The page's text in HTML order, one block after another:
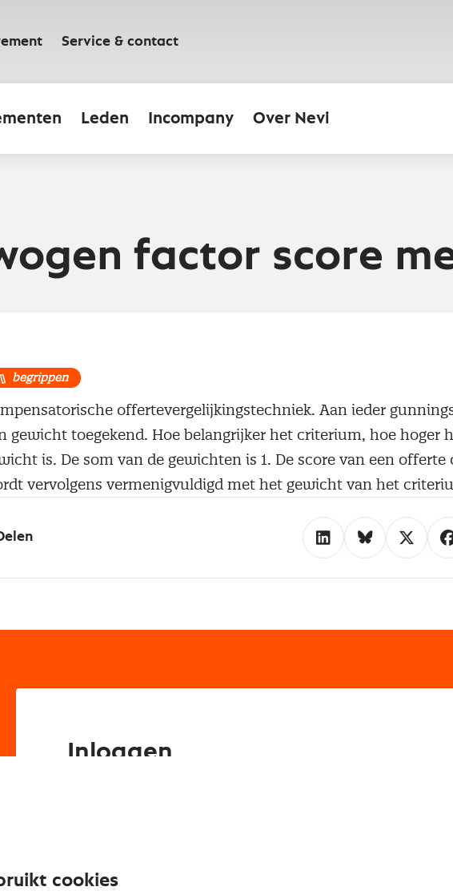
Service & contact
Leden Incompany Over Nevi
factor score
begrippen
offertevergelijkingstechniek. Aan ieder
gewicht toegekend. Hoe belangrijker het criterium, hoe hoger
is. De som van de gewichten is 1. De score van een
vervolgens vermenigvuldigd met het gewicht van het
Inloggen
cookies